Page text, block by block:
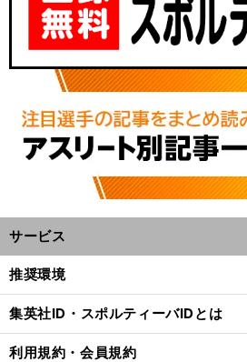
サービス
推奨環境
集英社ID・スポルティーバIDとは
利用規約・会員規約